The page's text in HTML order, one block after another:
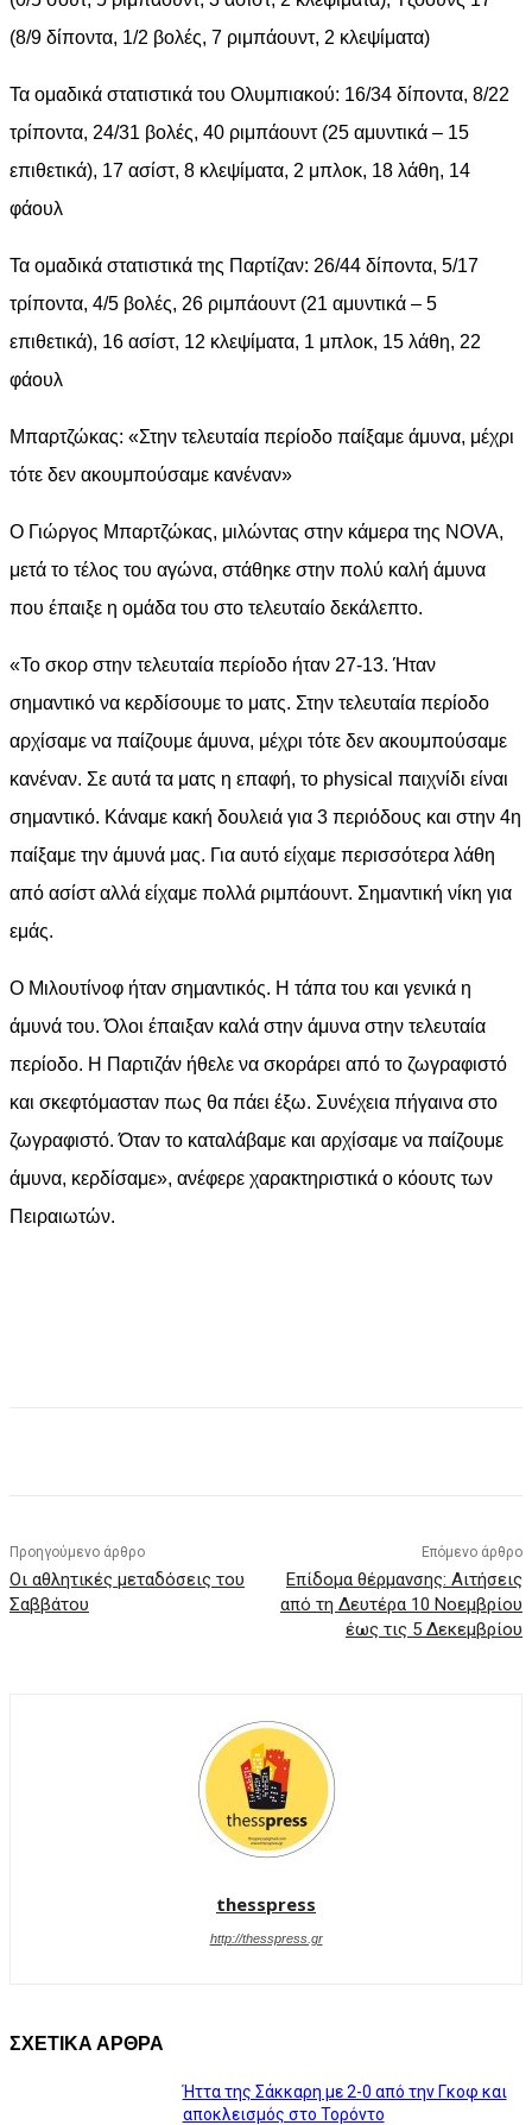
(8/9 δίποντα, 1/2 βολές, 7 ριμπάουντ, 2 κλεψίματα)
Τα ομαδικά στατιστικά του Ολυμπιακού: 16/34 δίποντα, 8/22
τρίποντα, 24/31 βολές, 40 ριμπάουντ (25 αμυντικά – 15
επιθετικά), 17 ασίστ, 8 κλεψίματα, 2 μπλοκ, 18 λάθη, 14
φάουλ
Τα ομαδικά στατιστικά της Παρτίζαν: 26/44 δίποντα, 5/17
τρίποντα, 4/5 βολές, 26 ριμπάουντ (21 αμυντικά – 5
επιθετικά), 16 ασίστ, 12 κλεψίματα, 1 μπλοκ, 15 λάθη, 22
φάουλ
Μπαρτζώκας: «Στην τελευταία περίοδο παίξαμε άμυνα, μέχρι
τότε δεν ακουμπούσαμε κανέναν»
Ο Γιώργος Μπαρτζώκας, μιλώντας στην κάμερα της NOVA,
μετά το τέλος του αγώνα, στάθηκε στην πολύ καλή άμυνα
που έπαιξε η ομάδα του στο τελευταίο δεκάλεπτο.
«Το σκορ στην τελευταία περίοδο ήταν 27-13. Ήταν
σημαντικό να κερδίσουμε το ματς. Στην τελευταία περίοδο
αρχίσαμε να παίζουμε άμυνα, μέχρι τότε δεν ακουμπούσαμε
κανέναν. Σε αυτά τα ματς η επαφή, το physical παιχνίδι είναι
σημαντικό. Κάναμε κακή δουλειά για 3 περιόδους και στην 4η
παίξαμε την άμυνά μας. Για αυτό είχαμε περισσότερα λάθη
από ασίστ αλλά είχαμε πολλά ριμπάουντ. Σημαντική νίκη για
εμάς.
Ο Μιλουτίνοφ ήταν σημαντικός. Η τάπα του και γενικά η
άμυνά του. Όλοι έπαιξαν καλά στην άμυνα στην τελευταία
περίοδο. Η Παρτιζάν ήθελε να σκοράρει από το ζωγραφιστό
και σκεφτόμασταν πως θα πάει έξω. Συνέχεια πήγαινα στο
ζωγραφιστό. Όταν το καταλάβαμε και αρχίσαμε να παίζουμε
άμυνα, κερδίσαμε», ανέφερε χαρακτηριστικά ο κόουτς των
Πειραιωτών.
Προηγούμενο άρθρο
Οι αθλητικές μεταδόσεις του
Σαββάτου
Επόμενο άρθρο
Επίδομα θέρμανσης: Αιτήσεις
από τη Δευτέρα 10 Νοεμβρίου
έως τις 5 Δεκεμβρίου
thesspress
http://thesspress.gr
ΣΧΕΤΙΚΑ ΑΡΘΡΑ
Ήττα της Σάκκαρη με 2-0 από την Γκοφ και
αποκλεισμός στο Τορόντο